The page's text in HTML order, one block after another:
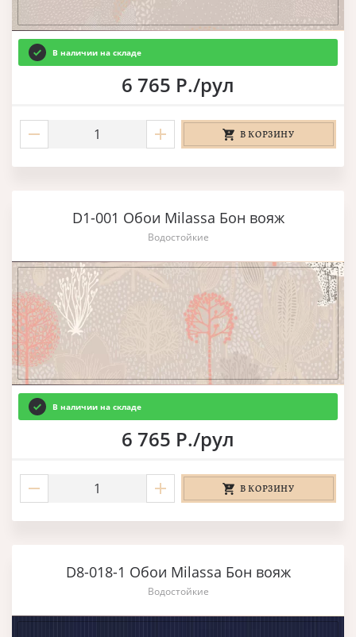
В наличии на складе
6 765 Р./рул
В КОРЗИНУ
D1-001 Обои Milassa Бон вояж
Водостойкие
В наличии на складе
6 765 Р./рул
В КОРЗИНУ
D8-018-1 Обои Milassa Бон вояж
Водостойкие